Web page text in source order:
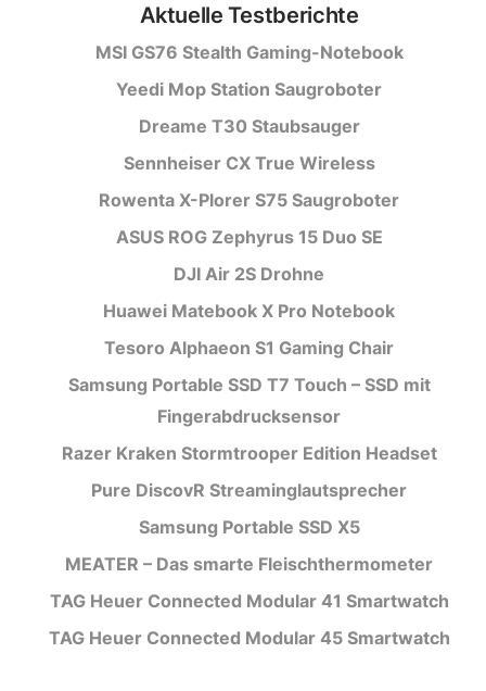
Aktuelle Testberichte
MSI GS76 Stealth Gaming-Notebook
Yeedi Mop Station Saugroboter
Dreame T30 Staubsauger
Sennheiser CX True Wireless
Rowenta X-Plorer S75 Saugroboter
ASUS ROG Zephyrus 15 Duo SE
DJI Air 2S Drohne
Huawei Matebook X Pro Notebook
Tesoro Alphaeon S1 Gaming Chair
Samsung Portable SSD T7 Touch – SSD mit
Fingerabdrucksensor
Razer Kraken Stormtrooper Edition Headset
Pure DiscovR Streaminglautsprecher
Samsung Portable SSD X5
MEATER – Das smarte Fleischthermometer
TAG Heuer Connected Modular 41 Smartwatch
TAG Heuer Connected Modular 45 Smartwatch